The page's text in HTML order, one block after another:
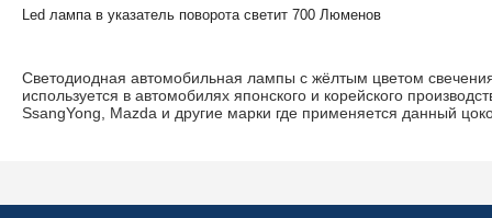
Led лампа в указатель поворота светит 700 Люменов
Светодиодная автомобильная лампы с жёлтым цветом
используется в автомобилях японского и корейского
SsangYong, Mazda и другие марки где применяется данный